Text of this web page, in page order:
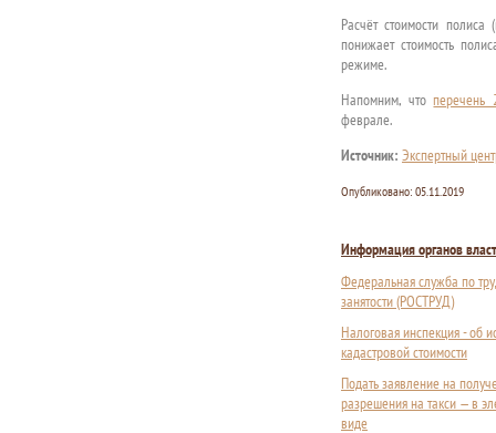
Расчёт стоимости
понижает стоимость
режиме.
Напомним, чтоперечень
феврале.
Источник: Экспертный
Опубликовано: 05.11.2019
Информация органов
Федеральная служба по
занятости (РОСТРУД)
Налоговая инспекция - об
кадастровой стоимости
Подать заявление на
разрешения на такси — в
виде